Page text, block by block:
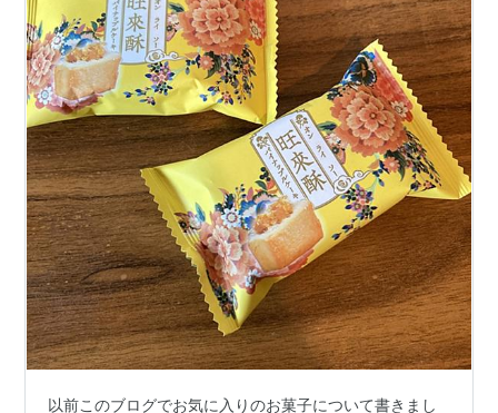
以前このブログでお気に入りのお菓子について書きまし